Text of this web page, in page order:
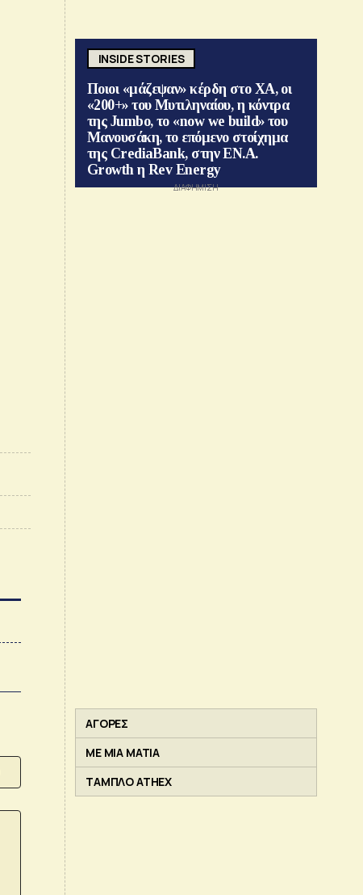
INSIDE STORIES
Ποιοι «μάζεψαν» κέρδη στο ΧΑ, οι
«200+» του Μυτιληναίου, η κόντρα
της Jumbo, το «now we build» του
Μανουσάκη, το επόμενο στοίχημα
της CrediaBank, στην ΕΝ.Α.
Growth η Rev Energy
ΑΓΟΡΕΣ
ΜΕ ΜΙΑ ΜΑΤΙΑ
ΤΑΜΠΛΟ ATHEX